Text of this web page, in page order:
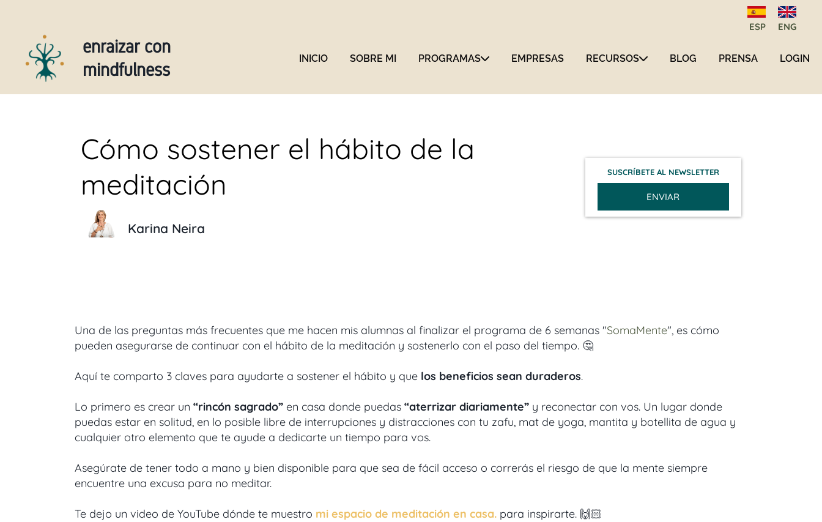
ESP ENG
enraizar con
mindfulness
INICIO SOBRE MI PROGRAMAS EMPRESAS RECURSOS BLOG PRENSA LOGIN
Cómo sostener el hábito de la
meditación
Karina Neira
SUSCRÍBETE AL NEWSLETTER
ENVIAR
Una de las preguntas más frecuentes que me hacen mis alumnas al finalizar el programa de 6 semanas "SomaMente", es cómo
pueden asegurarse de continuar con el hábito de la meditación y sostenerlo con el paso del tiempo. 🤔
Aquí te comparto 3 claves para ayudarte a sostener el hábito y que los beneficios sean duraderos.
Lo primero es crear un “rincón sagrado” en casa donde puedas “aterrizar diariamente” y reconectar con vos. Un lugar donde
puedas estar en solitud, en lo posible libre de interrupciones y distracciones con tu zafu, mat de yoga, mantita y botellita de agua y
cualquier otro elemento que te ayude a dedicarte un tiempo para vos.
Asegúrate de tener todo a mano y bien disponible para que sea de fácil acceso o correrás el riesgo de que la mente siempre
encuentre una excusa para no meditar.
Te dejo un video de YouTube dónde te muestro mi espacio de meditación en casa. para inspirarte. 🙌🏻